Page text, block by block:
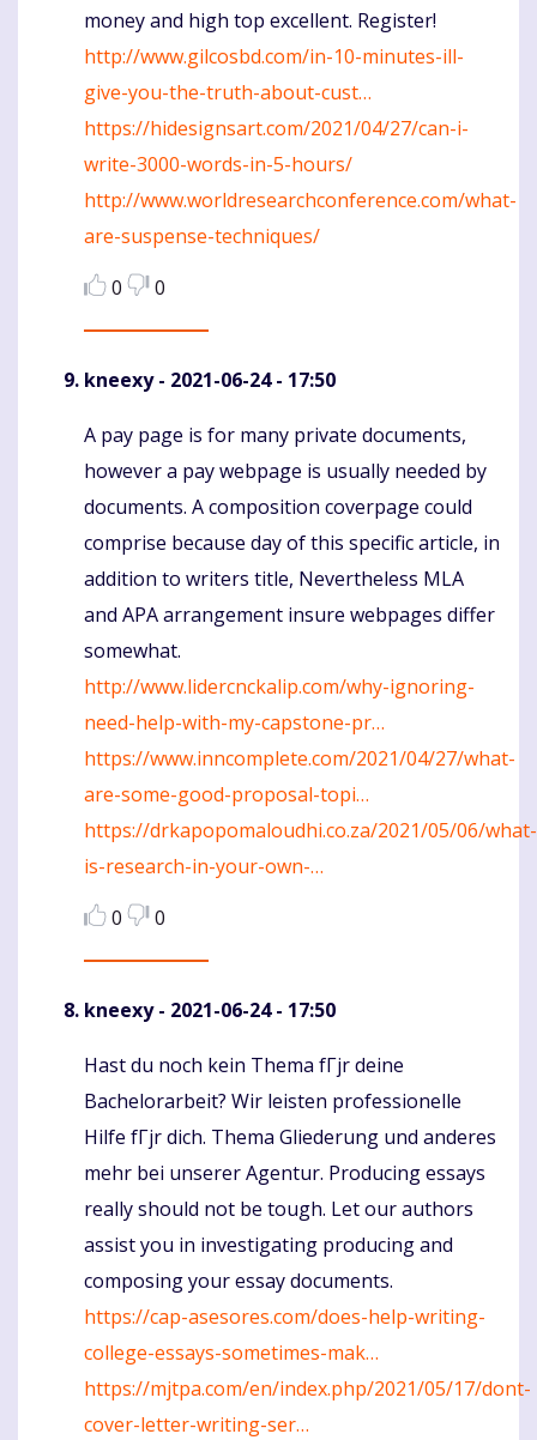
money and high top excellent. Register!
http://www.gilcosbd.com/in-10-minutes-ill-
give-you-the-truth-about-cust…
https://hidesignsart.com/2021/04/27/can-i-
write-3000-words-in-5-hours/
http://www.worldresearchconference.com/what-
are-suspense-techniques/
0
0
kneexy- 2021-06-24 - 17:50
Komentaras
A pay page is for many private documents,
however a pay webpage is usually needed by
documents. A composition coverpage could
comprise because day of this specific article, in
addition to writers title, Nevertheless MLA
and APA arrangement insure webpages differ
somewhat.
http://www.lidercnckalip.com/why-ignoring-
need-help-with-my-capstone-pr…
https://www.inncomplete.com/2021/04/27/what-
are-some-good-proposal-topi…
https://drkapopomaloudhi.co.za/2021/05/06/what-
is-research-in-your-own-…
0
0
kneexy- 2021-06-24 - 17:50
Komentaras
Hast du noch kein Thema fГјr deine
Bachelorarbeit? Wir leisten professionelle
Hilfe fГјr dich. Thema Gliederung und anderes
mehr bei unserer Agentur. Producing essays
really should not be tough. Let our authors
assist you in investigating producing and
composing your essay documents.
https://cap-asesores.com/does-help-writing-
college-essays-sometimes-mak…
https://mjtpa.com/en/index.php/2021/05/17/dont-
cover-letter-writing-ser…